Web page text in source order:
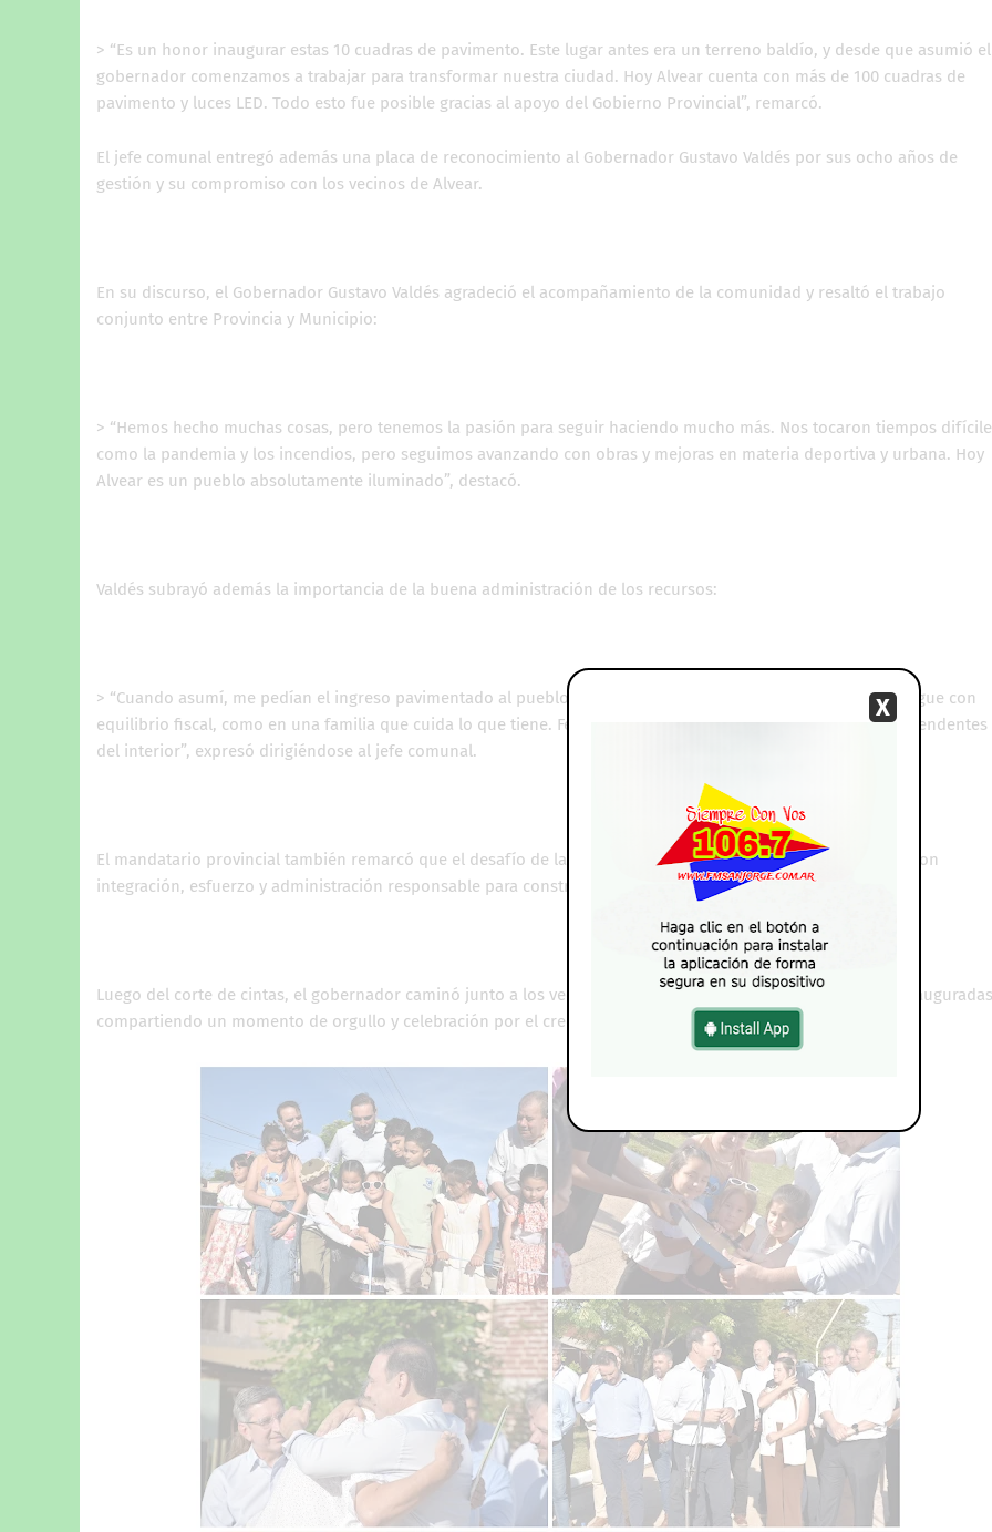
> “Es un honor inaugurar estas 10 cuadras de pavimento. Este lugar antes era un terreno baldío, y desde que asumió el
gobernador comenzamos a trabajar para transformar nuestra ciudad. Hoy Alvear cuenta con más de 100 cuadras de
pavimento y luces LED. Todo esto fue posible gracias al apoyo del Gobierno Provincial”, remarcó.
El jefe comunal entregó además una placa de reconocimiento al Gobernador Gustavo Valdés por sus ocho años de
gestión y su compromiso con los vecinos de Alvear.
En su discurso, el Gobernador Gustavo Valdés agradeció el acompañamiento de la comunidad y resaltó el trabajo
conjunto entre Provincia y Municipio:
> “Hemos hecho muchas cosas, pero tenemos la pasión para seguir haciendo mucho más. Nos tocaron tiempos
como la pandemia y los incendios, pero seguimos avanzando con obras y mejoras en materia deportiva y urbana. Hoy
Alvear es un pueblo absolutamente iluminado”, destacó.
Valdés subrayó además la importancia de la buena administración de los recursos:
> “Cuando asumí, me pedían el ingreso pavimentado al pueblo, y lo logramos sin endeudarnos. Esto se consigue con
equilibrio fiscal, como en una familia que cuida lo que tiene. Felicitaciones, ‘Piqui’, sos uno de los mejores intendentes
del interior”, expresó dirigiéndose al jefe comunal.
El mandatario provincial también remarcó que el desafío de las nuevas autoridades será “seguir trabajando con
integración, esfuerzo y administración responsable para construir el futuro de los correntinos”.
Luego del corte de cintas, el gobernador caminó junto a los vecinos por las nuevas cuadras recientemente
compartiendo un momento de orgullo y celebración por el crecimiento sostenido de la localidad.
X